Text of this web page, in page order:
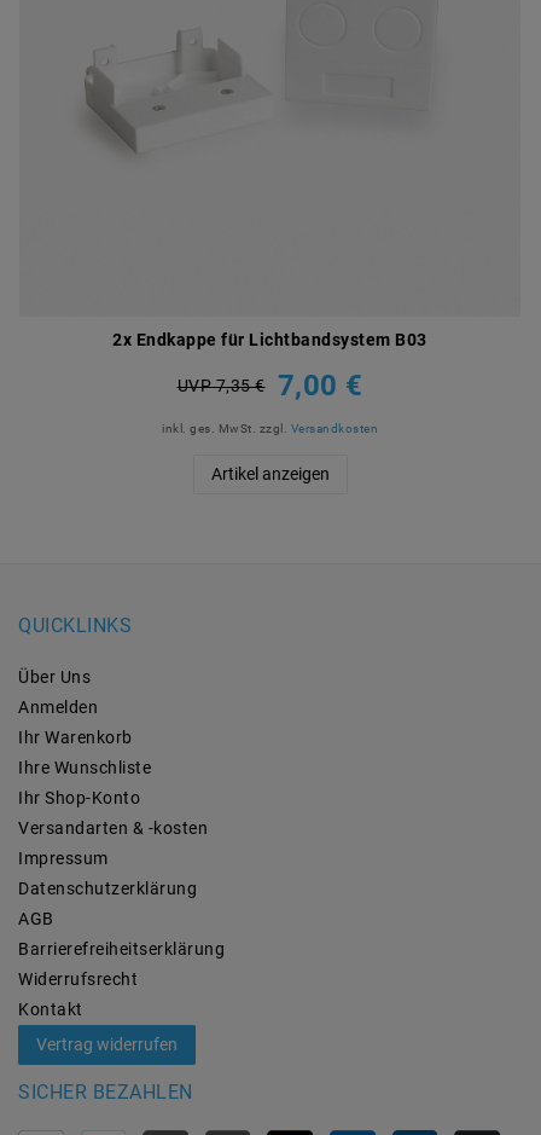
2x Endkappe für Lichtbandsystem B03
UVP 7,35 € 7,00 €
inkl. ges. MwSt. zzgl. Versandkosten
Artikel anzeigen
QUICKLINKS
Über Uns
Anmelden
Ihr Warenkorb
Ihre Wunschliste
Ihr Shop-Konto
Versandarten & -kosten
Impressum
Daten­schutz­erklärung
AGB
Barrierefreiheitserklärung
Widerrufs­recht
Kontakt
Vertrag widerrufen
SICHER BEZAHLEN